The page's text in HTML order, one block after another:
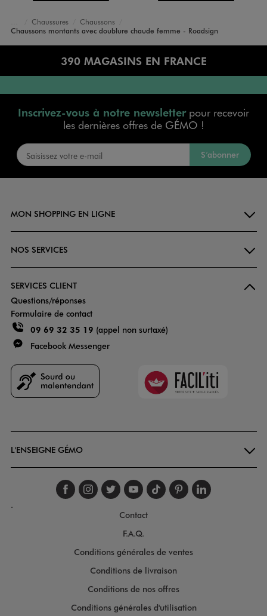
Accueil
Femme
Chaussures
Chaussons
Chaussons montants avec doublure chaude femme - Roadsign
390 MAGASINS EN FRANCE
Inscrivez-vous à notre newsletterpour recevoir
les dernières offres de GÉMO !
S’abonner
MON SHOPPING EN LIGNE
NOS SERVICES
SERVICES CLIENT
Questions/réponses
Formulaire de contact
09 69 32 35 19 (appel non surtaxé)
Facebook Messenger
Faciliti
L'ENSEIGNE GÉMO
Suivez-nous sur
Suivez-nous sur
Suivez-nous sur
Suivez-nous
Suivez-nous
Suivez-
.
Contact
F.A.Q.
Conditions générales de ventes
Conditions de livraison
Conditions de nos offres
Conditions générales d'utilisation